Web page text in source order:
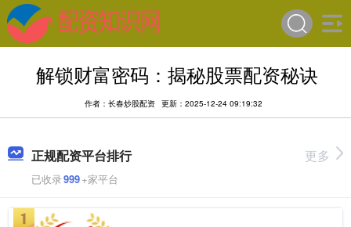
解锁财富密码：揭秘股票配资秘诀
作者：长春炒股配资 更新：2025-12-24 09:19:32
正规配资平台排行
已收录999+家平台
更多